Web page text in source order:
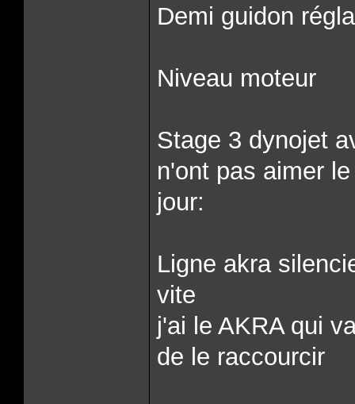
Demi guidon
Niveau moteur
Stage 3 dynojet
n'ont pas aimer
jour:
Ligne akra
vite
j'ai le AKRA qui
de le raccourcir